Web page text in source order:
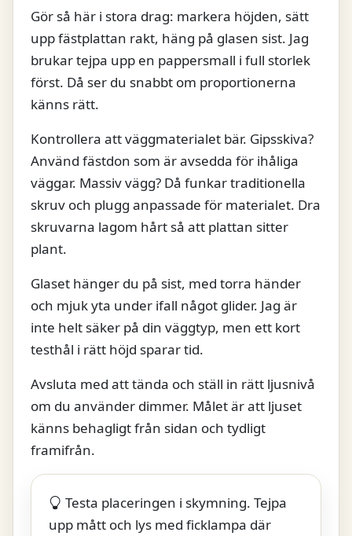
Gör så här i stora drag: markera höjden, sätt
upp fästplattan rakt, häng på glasen sist. Jag
brukar tejpa upp en pappersmall i full storlek
först. Då ser du snabbt om proportionerna
känns rätt.
Kontrollera att väggmaterialet bär. Gipsskiva?
Använd fästdon som är avsedda för ihåliga
väggar. Massiv vägg? Då funkar traditionella
skruv och plugg anpassade för materialet. Dra
skruvarna lagom hårt så att plattan sitter
plant.
Glaset hänger du på sist, med torra händer
och mjuk yta under ifall något glider. Jag är
inte helt säker på din väggtyp, men ett kort
testhål i rätt höjd sparar tid.
Avsluta med att tända och ställ in rätt ljusnivå
om du använder dimmer. Målet är att ljuset
känns behagligt från sidan och tydligt
framifrån.
Testa placeringen i skymning. Tejpa
upp mått och lys med ficklampa där